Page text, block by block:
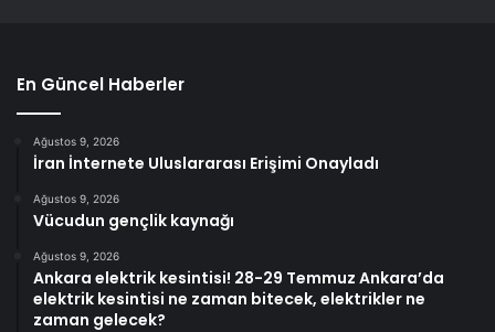
En Güncel Haberler
Ağustos 9, 2026
İran İnternete Uluslararası Erişimi Onayladı
Ağustos 9, 2026
Vücudun gençlik kaynağı
Ağustos 9, 2026
Ankara elektrik kesintisi! 28-29 Temmuz Ankara’da
elektrik kesintisi ne zaman bitecek, elektrikler ne
zaman gelecek?